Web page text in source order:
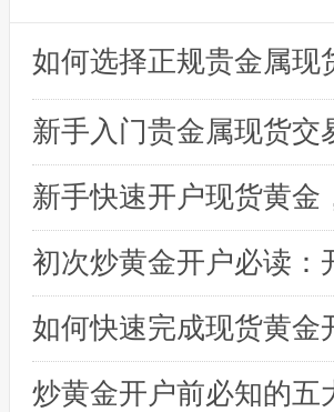
如何选择正规贵金属现
新手入门贵金属现货交
初次炒黄金开户必读：
炒黄金开户前必知的五